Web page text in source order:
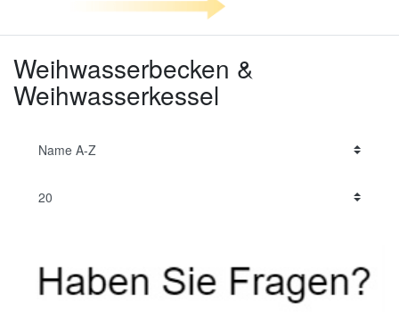
Weihwasserbecken &
Weihwasserkessel